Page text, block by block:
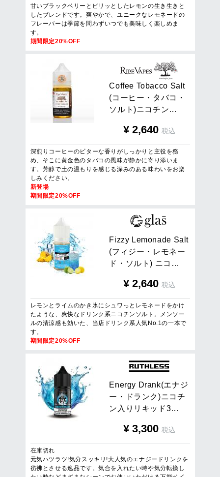
甘いブラックベリーとピリッとしたレモンの生き生きと
したブレンドです。爽やかで、ユニークなレモネードの
フレーバーは季節を問わずいつでも美味しく楽しめま
す。
期間限定20%OFF
Coffee Tobacco Sa lt
(コ ー ヒ ー ・ タバコ
・
ソ ル ト)ニコチ ン…
¥ 2,640 税込
深煎りコーヒーのビターな香りがしっかりと主役を務
め、そこに黄金色のタバコの風味が静かに寄り添いま
す。芳醇で土の温もりを感じる深みのある味わいをお楽
しみください。
新登場
期間限定20%OFF
Fizzy Lemonade Sa lt
(フ ィ ジー ・ レ モネー
ド ・ ソ ル ト) ニコ …
¥ 2,640 税込
レモンとライムのかき氷にシュワっとレモネードをかけ
たような、爽快なドリンク系ニコチンソルト。メンソー
ルの清涼感も効いた、当店ドリンク系人気No.1の一本で
す。
期間限定20%OFF
Energy Dran k(エナ ジ
ー ・ ドラ ンク)ニコ チ
ン 入 り リ キ ッ ド3…
¥ 3,300 税込
在庫切れ
元気ハツラツ!気分スッキリ!大人気のエナジードリンクを
彷彿とさせる逸品です。気合を入れたい時や気分転換し